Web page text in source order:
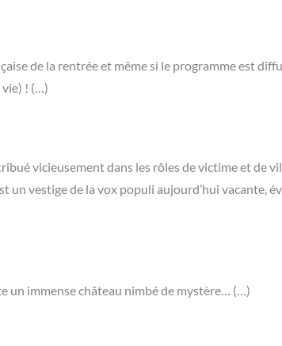
de la rentrée et même si le programme est
vie) ! (…)
vicieusement dans les rôles de victime et de
un vestige de la vox populi aujourd’hui vacante,
un immense château nimbé de mystère… (…)